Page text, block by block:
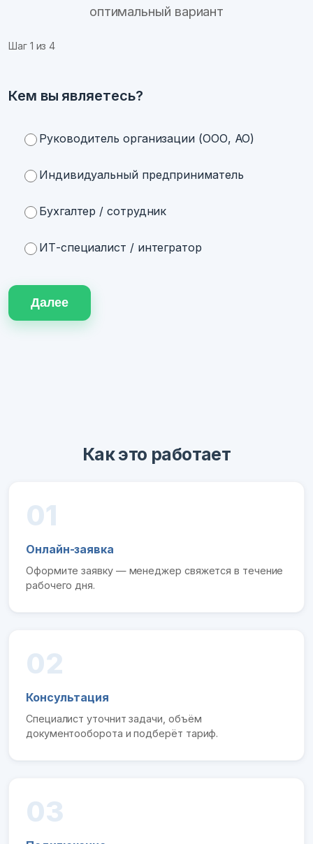
оптимальный вариант
Шаг 1 из 4
Кем вы являетесь?
Руководитель организации (ООО, АО)
Индивидуальный предприниматель
Бухгалтер / сотрудник
ИТ-специалист / интегратор
Далее
Как это работает
01
Онлайн-заявка
Оформите заявку — менеджер свяжется в течение
рабочего дня.
02
Консультация
Специалист уточнит задачи, объём
документооборота и подберёт тариф.
03